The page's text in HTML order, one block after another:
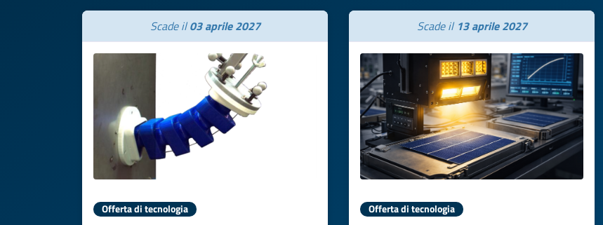
Scade il03 aprile 2027
Offerta di tecnologia
Scade il 13 aprile 2027
Offerta di tecnologia